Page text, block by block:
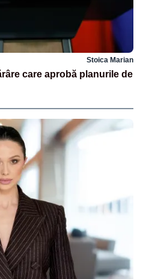
Stoica Marian
care aprobă planurile de